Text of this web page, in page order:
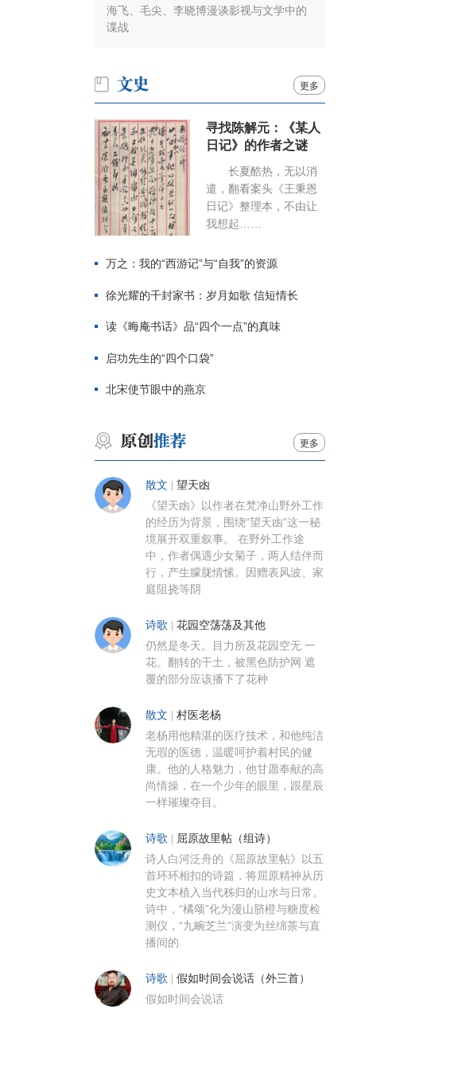
海飞、毛尖、李晓博漫谈影视与文学中的
谍战
更多
寻找陈解元：《某人
日记》的作者之谜
长夏酷热，无以消
遣，翻看案头《王秉恩
日记》整理本，不由让
我想起……
万之：我的“西游记”与“自我”的资源
徐光耀的千封家书：岁月如歌 信短情长
读《晦庵书话》品“四个一点”的真味
启功先生的“四个口袋”
北宋使节眼中的燕京
更多
散文 望天凼
《望天凼》以作者在梵净山野外工作
的经历为背景，围绕“望天凼”这一秘
境展开双重叙事。 在野外工作途
中，作者偶遇少女菊子，两人结伴而
行，产生朦胧情愫。因赠表风波、家
庭阻挠等阴
诗歌 花园空荡荡及其他
仍然是冬天。目力所及花园空无 一
花。翻转的干土，被黑色防护网 遮
覆的部分应该播下了花种
散文 村医老杨
老杨用他精湛的医疗技术，和他纯洁
无瑕的医德，温暖呵护着村民的健
康。他的人格魅力，他甘愿奉献的高
尚情操，在一个少年的眼里，跟星辰
一样璀璨夺目。
诗歌 屈原故里帖（组诗）
诗人白河泛舟的《屈原故里帖》以五
首环环相扣的诗篇，将屈原精神从历
史文本植入当代秭归的山水与日常。
诗中，“橘颂”化为漫山脐橙与糖度检
测仪，“九畹芝兰”演变为丝绵茶与直
播间的
诗歌 假如时间会说话（外三首）
假如时间会说话